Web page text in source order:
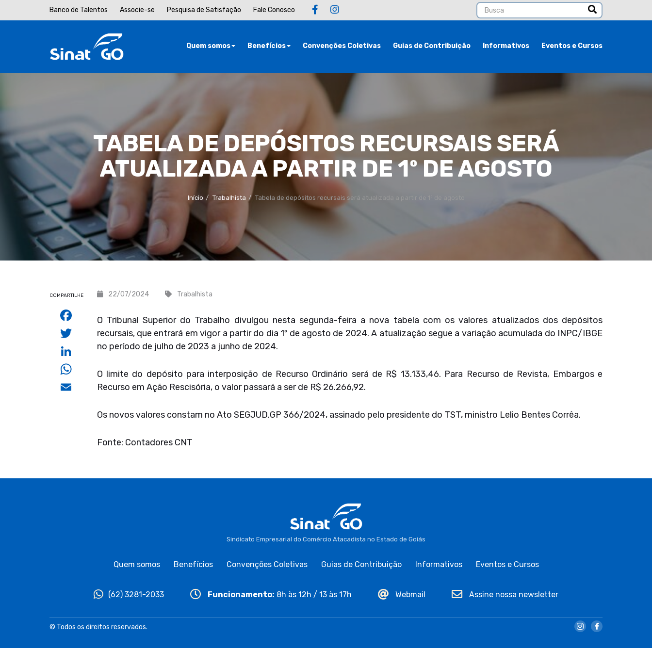
Banco de Talentos Associe-se Pesquisa de Satisfação Fale Conosco
Quem somos Benefícios Convenções Coletivas Guias de Contribuição Informativos Eventos e Cursos
TABELA DE DEPÓSITOS RECURSAIS SERÁ
ATUALIZADA A PARTIR DE 1º DE AGOSTO
Início Trabalhista Tabela de depósitos recursais será atualizada a partir de 1º de agosto
22/07/2024 Trabalhista
O Tribunal Superior do Trabalho divulgou nesta segunda-feira a nova tabela com os valores atualizados dos depósitos
recursais, que entrará em vigor a partir do dia 1º de agosto de 2024. A atualização segue a variação acumulada do INPC/IBGE
no período de julho de 2023 a junho de 2024.
O limite do depósito para interposição de Recurso Ordinário será de R$ 13.133,46. Para Recurso de Revista, Embargos e
Recurso em Ação Rescisória, o valor passará a ser de R$ 26.266,92.
Os novos valores constam no Ato SEGJUD.GP 366/2024, assinado pelo presidente do TST, ministro Lelio Bentes Corrêa.
Fonte: Contadores CNT
COMPARTILHE
Facebook
Twitter
LinkedIn
WhatsApp
Email
Sindicato Empresarial do Comércio Atacadista no Estado de Goiás
Quem somos Benefícios Convenções Coletivas Guias de Contribuição Informativos Eventos e Cursos
(62) 3281-2033 Funcionamento: 8h às 12h / 13 às 17h Webmail Assine nossa newsletter
© Todos os direitos reservados.